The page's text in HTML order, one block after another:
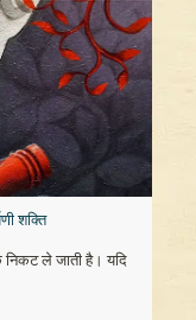
शक्ति
ले जाती है। यदि